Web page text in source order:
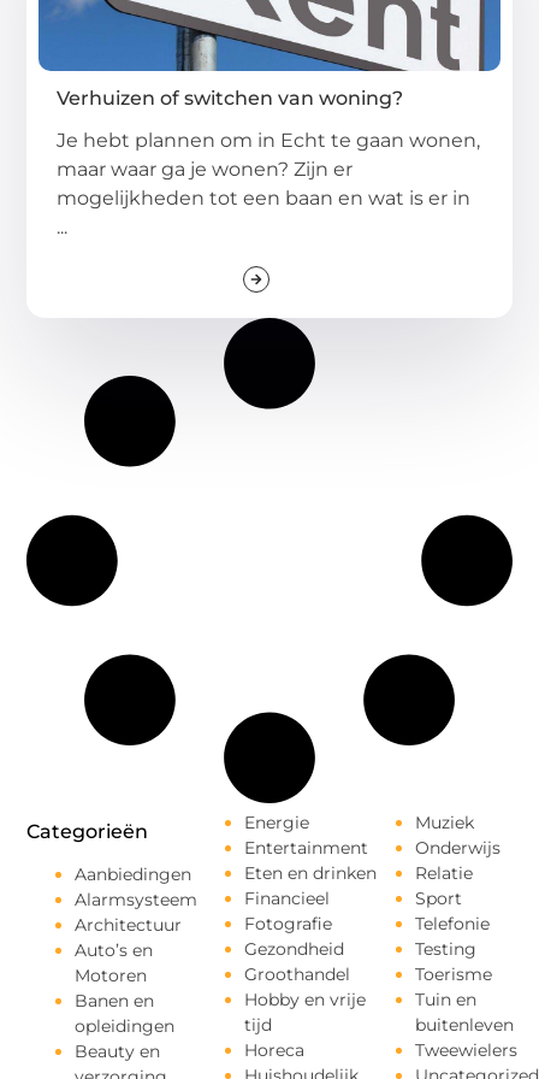
Verhuizen of switchen van woning?
Je hebt plannen om in Echt te gaan wonen,
maar waar ga je wonen? Zijn er
mogelijkheden tot een baan en wat is er in
...
Categorieën
Aanbiedingen
Alarmsysteem
Architectuur
Auto’s en
Motoren
Banen en
opleidingen
Beauty en
Energie
Entertainment
Eten en drinken
Financieel
Fotografie
Gezondheid
Groothandel
Hobby en vrije
tijd
Horeca
Muziek
Onderwijs
Relatie
Sport
Telefonie
Testing
Toerisme
Tuin en
buitenleven
Tweewielers